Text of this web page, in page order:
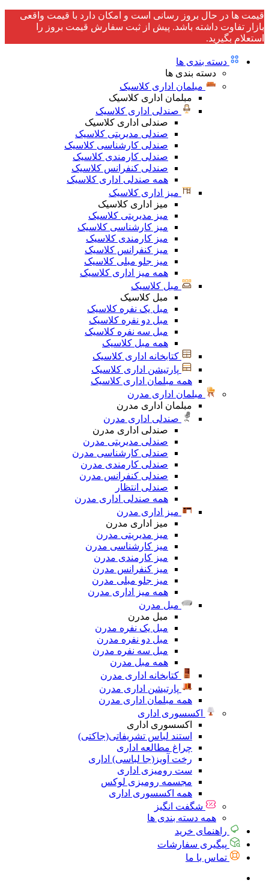
قیمت ها در حال بروز رسانی است و امکان دارد با قیمت واقعی
بازار تفاوت داشته باشد. پیش از ثبت سفارش قیمت بروز را
استعلام بگیرید.
دسته بندی ها
دسته بندی ها
مبلمان اداری کلاسیک
مبلمان اداری کلاسیک
صندلی اداری کلاسیک
صندلی اداری کلاسیک
صندلی مدیریتی کلاسیک
صندلی کارشناسی کلاسیک
صندلی کارمندی کلاسیک
صندلی کنفرانس کلاسیک
همه صندلی اداری کلاسیک
میز اداری کلاسیک
میز اداری کلاسیک
میز مدیریتی کلاسیک
میز کارشناسی کلاسیک
میز کارمندی کلاسیک
میز کنفرانس کلاسیک
میز جلو مبلی کلاسیک
همه میز اداری کلاسیک
مبل کلاسیک
مبل کلاسیک
مبل یک نفره کلاسیک
مبل دو نفره کلاسیک
مبل سه نفره کلاسیک
همه مبل کلاسیک
کتابخانه اداری کلاسیک
پارتیشن اداری کلاسیک
همه مبلمان اداری کلاسیک
مبلمان اداری مدرن
مبلمان اداری مدرن
صندلی اداری مدرن
صندلی اداری مدرن
صندلی مدیریتی مدرن
صندلی کارشناسی مدرن
صندلی کارمندی مدرن
صندلی کنفرانس مدرن
صندلی انتظار
همه صندلی اداری مدرن
میز اداری مدرن
میز اداری مدرن
میز مدیریتی مدرن
میز کارشناسی مدرن
میز کارمندی مدرن
میز کنفرانس مدرن
میز جلو مبلی مدرن
همه میز اداری مدرن
مبل مدرن
مبل مدرن
مبل یک نفره مدرن
مبل دو نفره مدرن
مبل سه نفره مدرن
همه مبل مدرن
کتابخانه اداری مدرن
پارتیشن اداری مدرن
همه مبلمان اداری مدرن
اکسسوری اداری
اکسسوری اداری
استند لباس تشریفاتی(جاکتی)
چراغ مطالعه اداری
رخت آویز(جا لباسی) اداری
ست رومیزی اداری
مجسمه رومیزی لوکس
همه اکسسوری اداری
شگفت انگیز
همه دسته بندی ها
راهنمای خرید
پیگیری سفارشات
تماس با ما